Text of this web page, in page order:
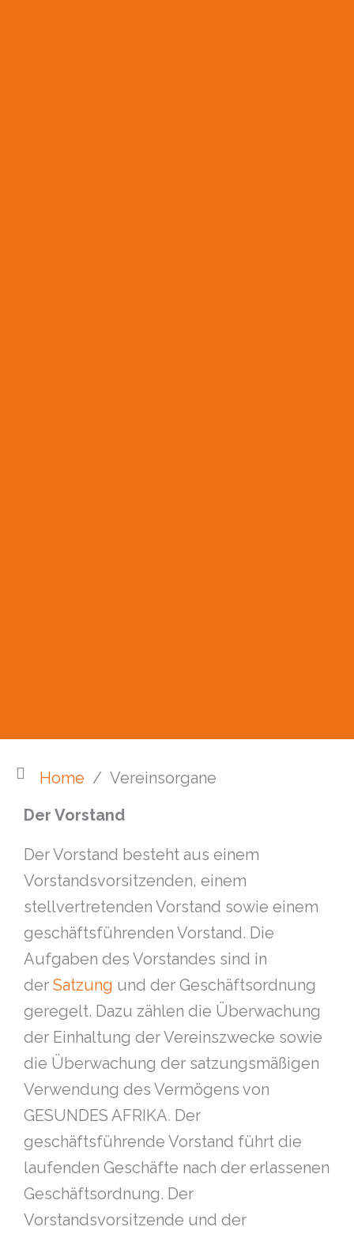
Home / Vereinsorgane
Der Vorstand
Der Vorstand besteht aus einem
Vorstandsvorsitzenden, einem
stellvertretenden Vorstand sowie einem
geschäftsführenden Vorstand. Die
Aufgaben des Vorstandes sind in
der Satzung und der Geschäftsordnung
geregelt. Dazu zählen die Überwachung
der Einhaltung der Vereinszwecke sowie
die Überwachung der satzungsmäßigen
Verwendung des Vermögens von
GESUNDES AFRIKA. Der
geschäftsführende Vorstand führt die
laufenden Geschäfte nach der erlassenen
Geschäftsordnung. Der
Vorstandsvorsitzende und der